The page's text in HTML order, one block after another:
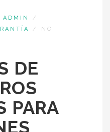
ADMIN
/
/ NO
DE
PARA